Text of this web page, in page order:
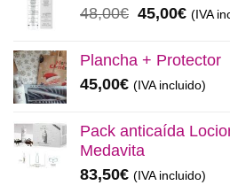
137,00€.
48,00€ El
original
48,00€.
45,00€El
actual
45,00€.
(IVA
Plancha + Protector
45,00€ (IVA incluido)
Pack anticaída
Medavita
83,50€ (IVA incluido)